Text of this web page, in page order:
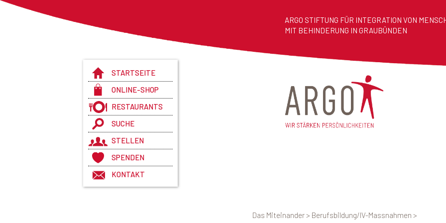
ARGO STIFTUNG FÜR INTEGRATION VON
MIT BEHINDERUNG IN GRAUBÜNDEN
STARTSEITE
ONLINE-SHOP
RESTAURANTS
SUCHE
STELLEN
SPENDEN
KONTAKT
Das Miteinander> Berufsbildung/IV-Massnahmen >